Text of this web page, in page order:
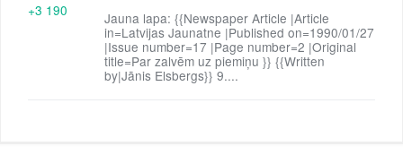
Jauna lapa: {{Newspaper Article |Article
in=Latvijas Jaunatne |Published on=1990/01/27
|Issue number=17 |Page number=2 |Original
title=Par zalvēm uz piemiņu }} {{Written
by|Jānis Elsbergs}} 9....
+3 190